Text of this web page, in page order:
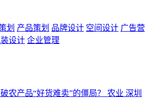
划 产品策划 品牌设计 空间设计 广告营
设计 企业管理
农产品“好货难卖”的僵局？
农业 深圳